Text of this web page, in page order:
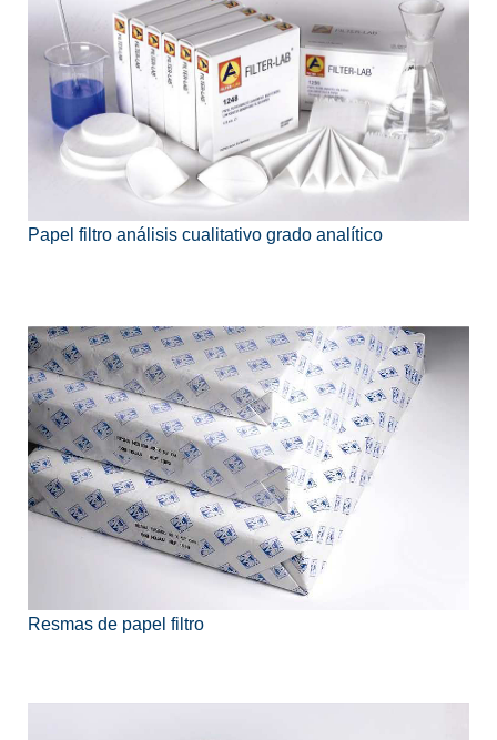
Papel filtro análisis cualitativo grado analítico
Resmas de papel filtro